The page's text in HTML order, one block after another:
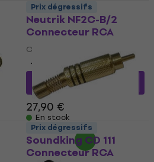
Neutrik NF2C-B/2
Connecteur RCA
Connecteur RCA
4,8
24,23 €avec le code
MUZMUZ-10
27,90 €
En stock
Prix dégressifs
Soundking CD 111
Connecteur RCA
Prix dégressifs